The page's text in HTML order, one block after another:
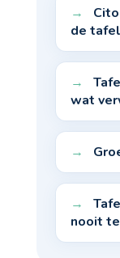
de
wat
nooit